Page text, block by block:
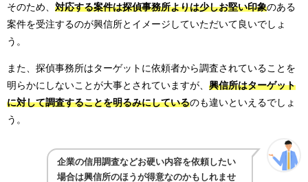
そのため、 対応する案件は探偵事務所よりは少しお堅い印象のある
案件を受注するのが興信所とイメージしていただいて良いでしょ
う。
また、探偵事務所はターゲットに依頼者から調査されていることを
明らかにしないことが大事とされていますが、 興信所はターゲット
に対して調査することを明るみにしているのも違いといえるでしょ
う。
企業の信用調査などお硬い内容を依頼したい
場合は興信所のほうが得意なのかもしれませ